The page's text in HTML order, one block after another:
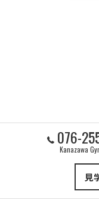
076-
Kanazawa
見